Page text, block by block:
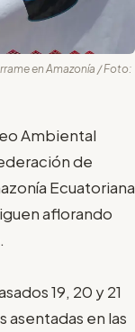
en Amazonía / Foto:
Ambiental
de
Ecuatoriana
aflorando
.
19, 20 y 21
en las